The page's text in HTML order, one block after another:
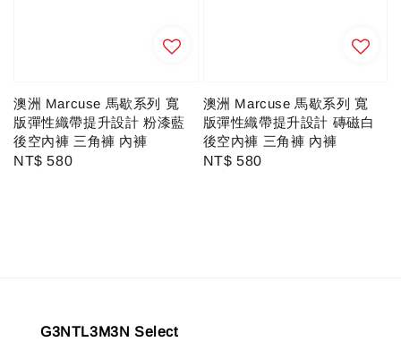
澳洲 Marcuse 馬歇系列 寬
版彈性織帶提升設計 粉漆藍
後空內褲 三角褲 內褲
Regular
NT$ 580
澳洲 Marcuse 馬歇系列 寬
版彈性織帶提升設計 磚磁白
後空內褲 三角褲 內褲
Regular
NT$ 580
G3NTL3M3N Select